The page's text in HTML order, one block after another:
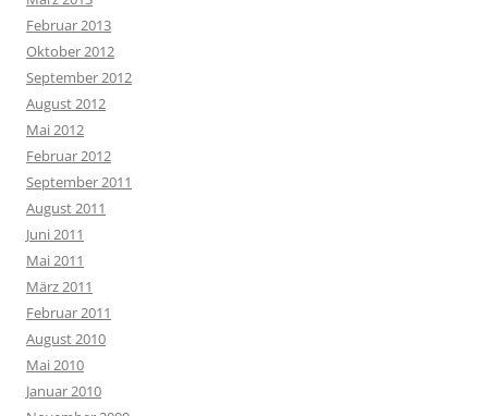
Februar 2013
Oktober 2012
September 2012
August 2012
Mai 2012
Februar 2012
September 2011
August 2011
Juni 2011
Mai 2011
März 2011
Februar 2011
August 2010
Mai 2010
Januar 2010